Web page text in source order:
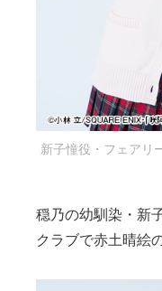
新子憧役・フェアリ
穏乃の幼馴染・新
クラブで赤土晴絵